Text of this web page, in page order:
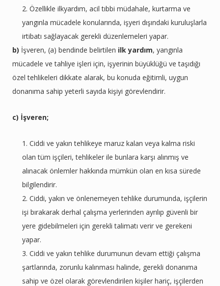
Özellikle ilkyardım, acil tıbbi müdahale, kurtarma ve
yangınla mücadele konularında, işyeri dışındaki kuruluşlarla
irtibatı sağlayacak gerekli düzenlemeleri yapar.
b) İşveren, (a) bendinde belirtilen ilk yardım, yangınla
mücadele ve tahliye işleri için, işyerinin büyüklüğü ve taşıdığı
özel tehlikeleri dikkate alarak, bu konuda eğitimli, uygun
donanıma sahip yeterli sayıda kişiyi görevlendirir.
c) İşveren;
Ciddi ve yakın tehlikeye maruz kalan veya kalma riski
olan tüm işçileri, tehlikeler ile bunlara karşı alınmış ve
alınacak önlemler hakkında mümkün olan en kısa sürede
bilgilendirir.
Ciddi, yakın ve önlenemeyen tehlike durumunda, işçilerin
işi bırakarak derhal çalışma yerlerinden ayrılıp güvenli bir
yere gidebilmeleri için gerekli talimatı verir ve gerekeni
yapar.
Ciddi ve yakın tehlike durumunun devam ettiği çalışma
şartlarında, zorunlu kalınması halinde, gerekli donanıma
sahip ve özel olarak görevlendirilen kişiler hariç, işçilerden